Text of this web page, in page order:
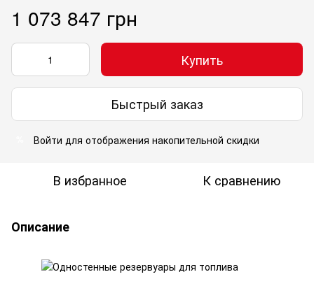
1 073 847 грн
Купить
Быстрый заказ
Войти для отображения накопительной скидки
В избранное К сравнению
Описание